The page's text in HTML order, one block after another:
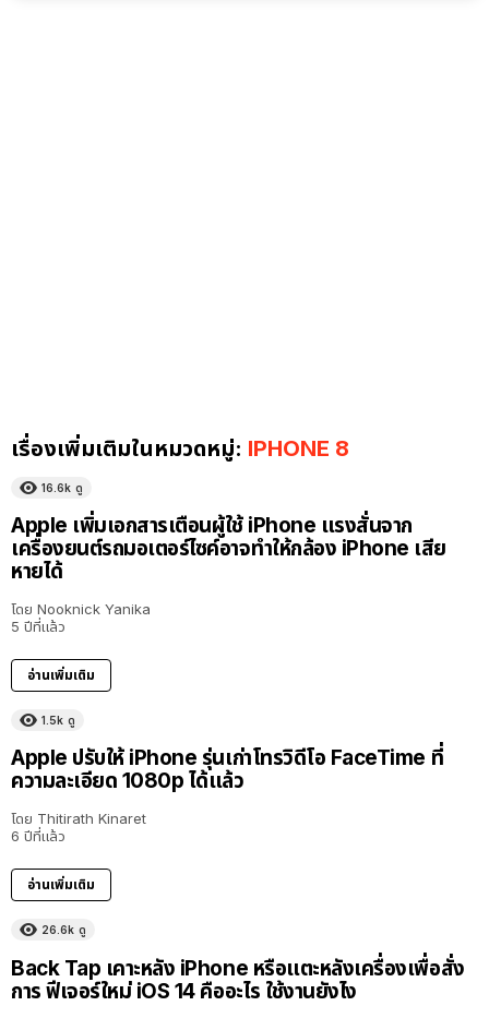
เรื่องเพิ่มเติมในหมวดหมู่: IPHONE 8
16.6k ดู
Apple เพิ่มเอกสารเตือนผู้ใช้ iPhone แรงสั่นจาก
เครื่องยนต์รถมอเตอร์ไซค์อาจทำให้กล้อง iPhone เสีย
หายได้
โดย Nooknick Yanika
5 ปีที่แล้ว
อ่านเพิ่มเติม
1.5k ดู
Apple ปรับให้ iPhone รุ่นเก่าโทรวิดีโอ FaceTime ที่
ความละเอียด 1080p ได้แล้ว
โดย Thitirath Kinaret
6 ปีที่แล้ว
อ่านเพิ่มเติม
26.6k ดู
Back Tap เคาะหลัง iPhone หรือแตะหลังเครื่องเพื่อสั่ง
การ ฟีเจอร์ใหม่ iOS 14 คืออะไร ใช้งานยังไง